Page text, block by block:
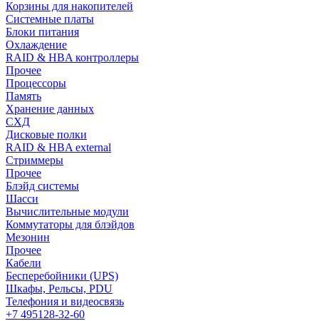
Корзины для накопителей
Системные платы
Блоки питания
Охлаждение
RAID & HBA контроллеры
Прочее
Процессоры
Память
Хранение данных
СХД
Дисковые полки
RAID & HBA external
Стриммеры
Прочее
Блэйд системы
Шасси
Вычислительные модули
Коммутаторы для блэйдов
Мезонин
Прочее
Кабели
Бесперебойники (UPS)
Шкафы, Рельсы, PDU
Телефония и видеосвязь
+7 495128-32-60